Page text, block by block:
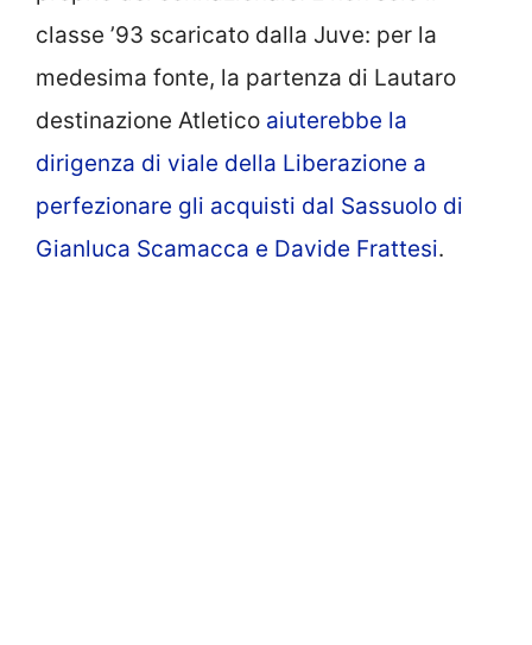
classe ’93 scaricato dalla Juve: per la
medesima fonte, la partenza di Lautaro
destinazione Atletico aiuterebbe la
dirigenza di viale della Liberazione a
perfezionare gli acquisti dal Sassuolo di
Gianluca Scamacca e Davide Frattesi.